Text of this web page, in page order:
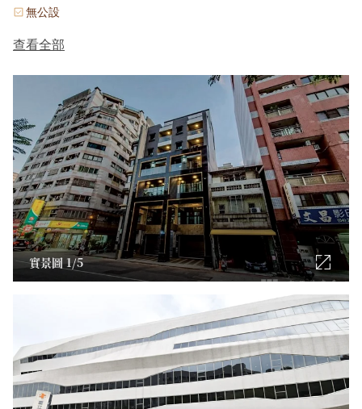
人文氣質濃厚,環境極為優雅。
連結中投公路、74號快速道路、烏日高鐵站、國道1號、3
向潭子豐原方向,交通便利、四通八達。更因位處興大商圈,
緊臨忠孝夜市,生活機能極為便利。
-立面外觀八樓高的臨路正面,全案採無色系搭配,高層為白色
閃光釉石英磚,牆面為灰黑色岩面石英磚,細部收邊為黑色抿
石。
為突顯磅礴氣勢,採用15米黑色花崗岩牌樓面,佐以隱藏式
LED燈條,營造非凡而厚實的立面意象。
陽台欄杆採一公分厚膠合玻璃之無框玻璃欄杆,配合黑色不
鏽鋼烤漆鋼管之格柵,展現極簡風的現代感之美。
■店舗辦公室、住家區劃設計因應1樓作為商業使用,2樓以上
住家空間,於2樓通往3樓梯口,增設智能鎖管制門扇,達成空間
區劃的目的。
彈性挑空空間發展潛力2樓前後挑空面積達13坪,具有空間不
無公設
查看全部
實景圖 1/5